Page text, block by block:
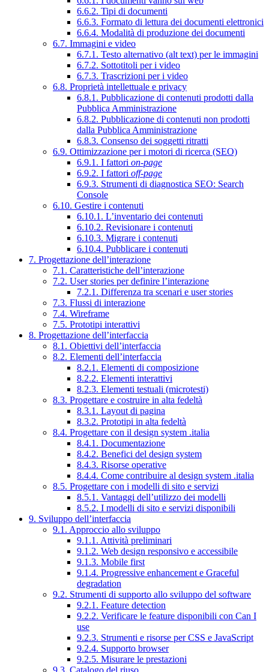
6.6.2. Tipi di documenti
6.6.3. Formato di lettura dei documenti elettronici
6.6.4. Modalità di produzione dei documenti
6.7. Immagini e video
6.7.1. Testo alternativo (alt text) per le immagini
6.7.2. Sottotitoli per i video
6.7.3. Trascrizioni per i video
6.8. Proprietà intellettuale e privacy
6.8.1. Pubblicazione di contenuti prodotti dalla
Pubblica Amministrazione
6.8.2. Pubblicazione di contenuti non prodotti
dalla Pubblica Amministrazione
6.8.3. Consenso dei soggetti ritratti
6.9. Ottimizzazione per i motori di ricerca (SEO)
6.9.1. I fattori on-page
6.9.2. I fattori off-page
6.9.3. Strumenti di diagnostica SEO: Search
Console
6.10. Gestire i contenuti
6.10.1. L’inventario dei contenuti
6.10.2. Revisionare i contenuti
6.10.3. Migrare i contenuti
6.10.4. Pubblicare i contenuti
7. Progettazione dell’interazione
7.1. Caratteristiche dell’interazione
7.2. User stories per definire l’interazione
7.2.1. Differenza tra scenari e user stories
7.3. Flussi di interazione
7.4. Wireframe
7.5. Prototipi interattivi
8. Progettazione dell’interfaccia
8.1. Obiettivi dell’interfaccia
8.2. Elementi dell’interfaccia
8.2.1. Elementi di composizione
8.2.2. Elementi interattivi
8.2.3. Elementi testuali (microtesti)
8.3. Progettare e costruire in alta fedeltà
8.3.1. Layout di pagina
8.3.2. Prototipi in alta fedeltà
8.4. Progettare con il design system .italia
8.4.1. Documentazione
8.4.2. Benefici del design system
8.4.3. Risorse operative
8.4.4. Come contribuire al design system .italia
8.5. Progettare con i modelli di sito e servizi
8.5.1. Vantaggi dell’utilizzo dei modelli
8.5.2. I modelli di sito e servizi disponibili
9. Sviluppo dell’interfaccia
9.1. Approccio allo sviluppo
9.1.1. Attività preliminari
9.1.2. Web design responsivo e accessibile
9.1.3. Mobile first
9.1.4. Progressive enhancement e Graceful
degradation
9.2. Strumenti di supporto allo sviluppo del software
9.2.1. Feature detection
9.2.2. Verificare le feature disponibili con Can I
use
9.2.3. Strumenti e risorse per CSS e JavaScript
9.2.4. Supporto browser
9.2.5. Misurare le prestazioni
9.3. Catalogo del riuso